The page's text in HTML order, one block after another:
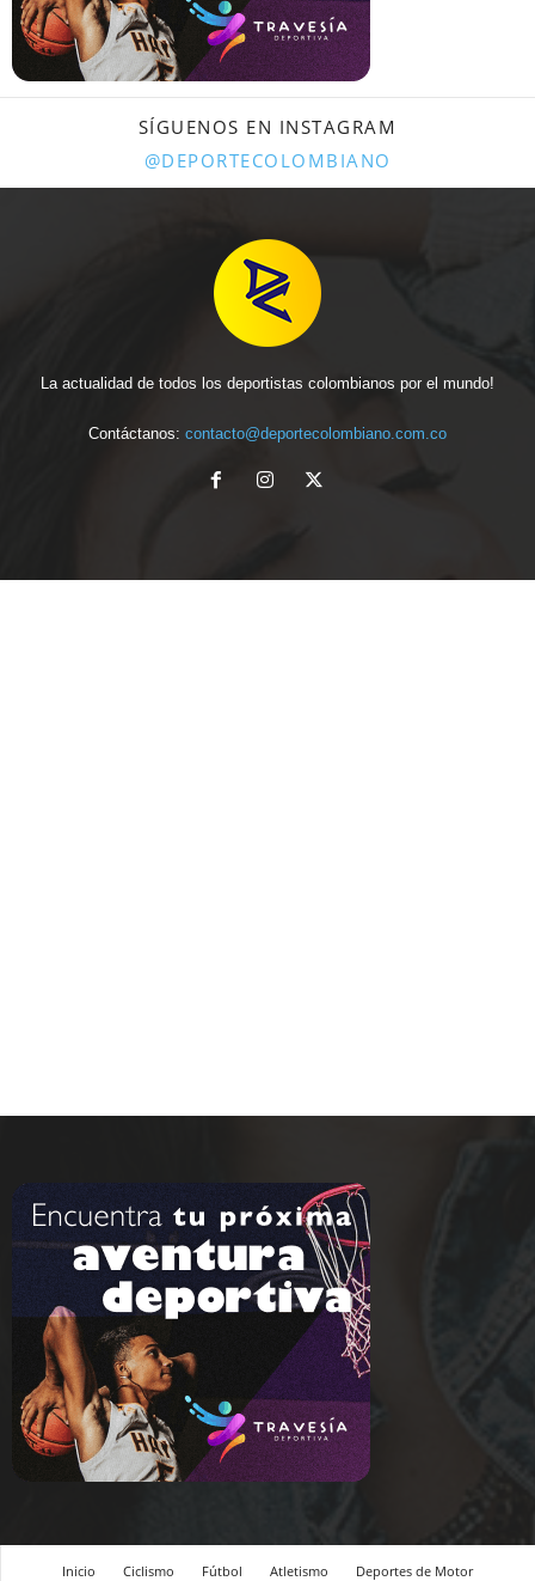
SÍGUENOS EN INSTAGRAM
@DEPORTECOLOMBIANO
La actualidad de todos los deportistas colombianos por el mundo!
Contáctanos: contacto@deportecolombiano.com.co
Inicio Ciclismo Fútbol Atletismo Deportes de Motor